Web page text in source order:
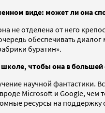
виде: может ли она
отделена от него
обеспечивать
буратин».
чтобы она в большей
научной фантастики.
Microsoft и Google, чем
ресурсы на поддержку